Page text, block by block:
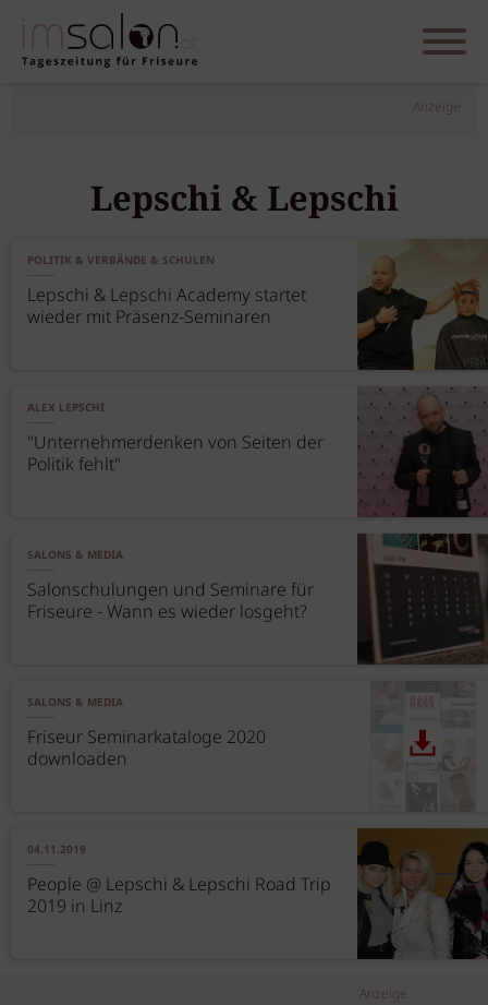
Anzeige
Lepschi & Lepschi
POLITIK & VERBÄNDE & SCHULEN
Lepschi & Lepschi Academy startet
wieder mit Präsenz-Seminaren
ALEX LEPSCHI
"Unternehmerdenken von Seiten der
Politik fehlt"
SALONS & MEDIA
Salonschulungen und Seminare für
Friseure - Wann es wieder losgeht?
SALONS & MEDIA
Friseur Seminarkataloge 2020
downloaden
04.11.2019
People @ Lepschi & Lepschi Road Trip
2019 in Linz
Anzeige